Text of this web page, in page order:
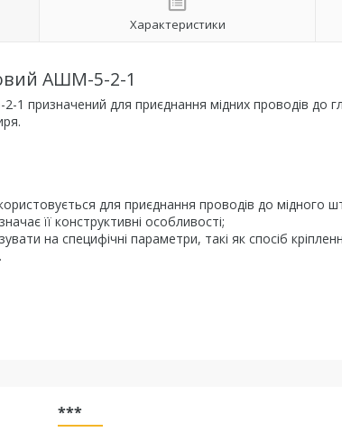
Характеристики
АШМ-5-2-1
призначений для приєднання мідних проводів до
для приєднання проводів до мідного
її конструктивні особливості;
на специфічні параметри, такі як спосіб
***